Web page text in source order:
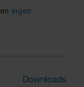
eigen
Downloads